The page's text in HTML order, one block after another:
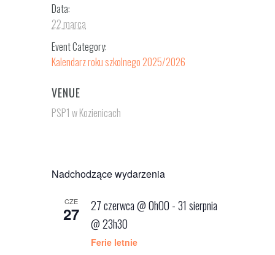
Data:
22 marca
Event Category:
Kalendarz roku szkolnego 2025/2026
VENUE
PSP1 w Kozienicach
Nadchodzące wydarzenia
CZE
27 27 czerwca @ 0h00 -31 sierpnia
@ 23h30
Ferie letnie